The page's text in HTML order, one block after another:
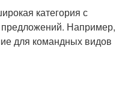
категория с
Например,
для командных видов